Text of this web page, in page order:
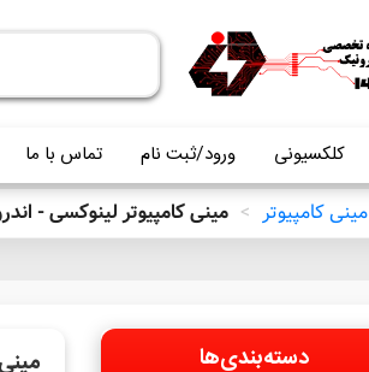
کلکسیونی ورود/ثبت نام تماس با ما
مینی کامپیوتر > مینی کامپیوتر لینوکسی -
دسته‌بندی‌ها